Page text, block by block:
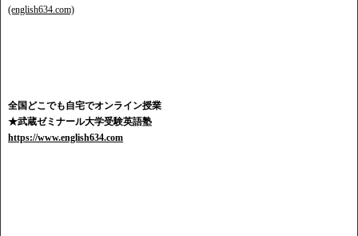
(english634.com)
全国どこでも自宅でオンライン授業
★武蔵ゼミナール大学受験英語塾
https://www.english634.com